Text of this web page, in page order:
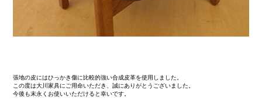
張地の皮にはひっかき傷に比較的強い合成皮革を使用しました。
この度は大川家具にご用命いただき、誠にありがとうございました。
今後も末永くお使いいただけると幸いです。